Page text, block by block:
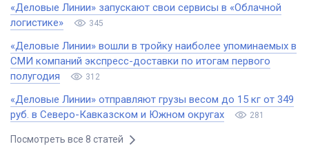
«Деловые Линии» запускают свои сервисы в «Облачной
логистике»
345
«Деловые Линии» вошли в тройку наиболее упоминаемых в
СМИ компаний экспресс-доставки по итогам первого
полугодия
312
«Деловые Линии» отправляют грузы весом до 15 кг от 349
руб. в Северо-Кавказском и Южном округах
281
Посмотреть все 8 статей